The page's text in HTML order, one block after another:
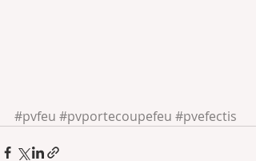
#pvfeu #pvportecoupefeu #pvefectis